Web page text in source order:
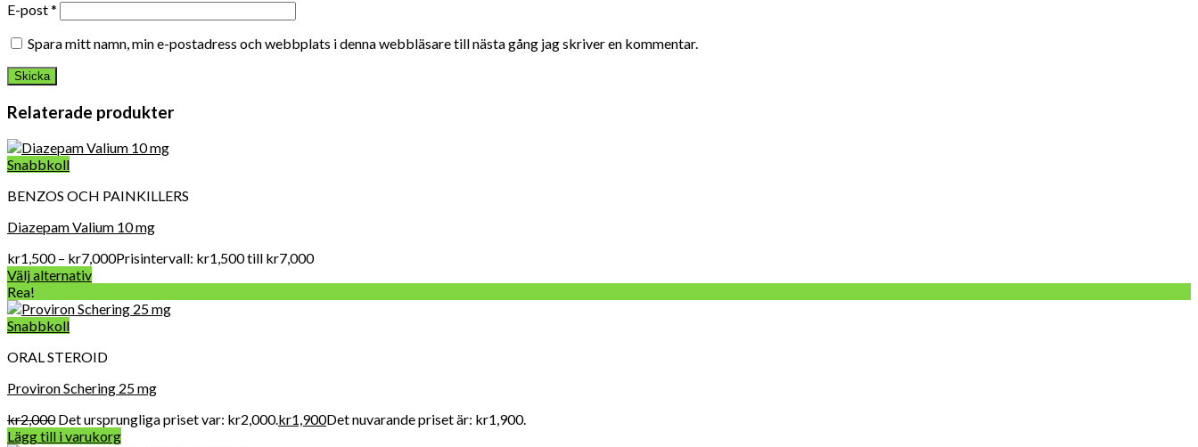
E-post*
Spara mitt namn, min e-postadress och webbplats i denna webbläsare till nästa gång jag skriver en kommentar.
Relaterade produkter
Snabbkoll
BENZOS OCH PAINKILLERS
Diazepam Valium 10 mg
kr1,500 – kr7,000Prisintervall: kr1,500 till kr7,000
Välj alternativ
Rea!
Snabbkoll
ORAL STEROID
Proviron Schering 25 mg
kr2,000 Det ursprungliga priset var: kr2,000.kr1,900Det nuvarande priset är: kr1,900.
Lägg till i varukorg